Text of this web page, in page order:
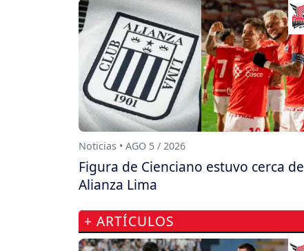
Noticias • AGO 5 / 2026
Figura de Cienciano estuvo cerca de
Alianza Lima
+ ARTÍCULOS